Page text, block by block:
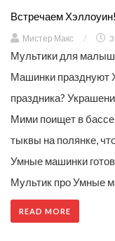
Встречаем Хэллоуин!
Мистер Макс /
Мультики для
Машинки празднуют
праздника?
Мими поищет в
тыквы на полянке,
Умные машинки
Мультик про Умные
READ MORE